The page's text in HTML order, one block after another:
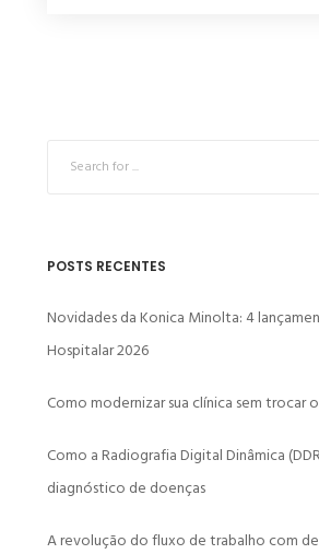
POSTS RECENTES
Novidades da Konica Minolta: 4
Hospitalar 2026
Como modernizar sua clínica sem trocar
Como a Radiografia Digital Dinâmica
diagnóstico de doenças
A revolução do fluxo de trabalho com